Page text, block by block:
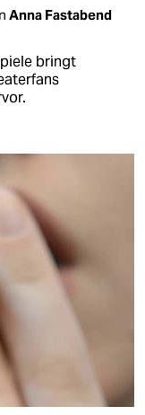
Anna Fastabend
bringt